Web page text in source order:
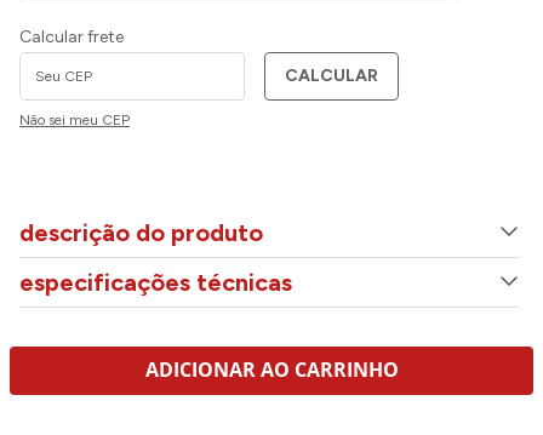
Calcular frete
CALCULAR
Não sei meu CEP
descrição do produto
especificações técnicas
ADICIONAR AO CARRINHO